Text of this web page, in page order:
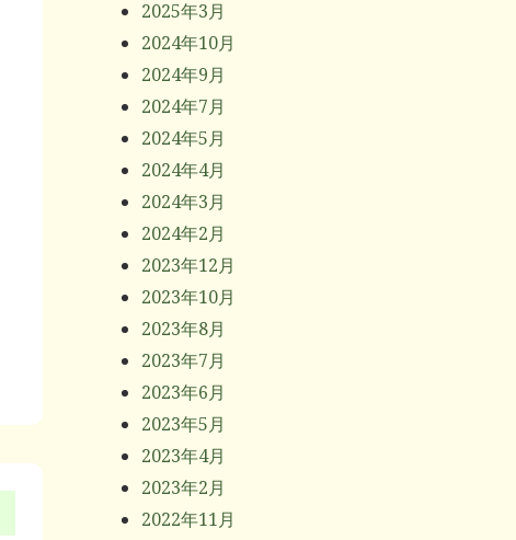
2025年3月
2024年10月
2024年9月
2024年7月
2024年5月
2024年4月
2024年3月
2024年2月
2023年12月
2023年10月
2023年8月
2023年7月
2023年6月
2023年5月
2023年4月
2023年2月
2022年11月